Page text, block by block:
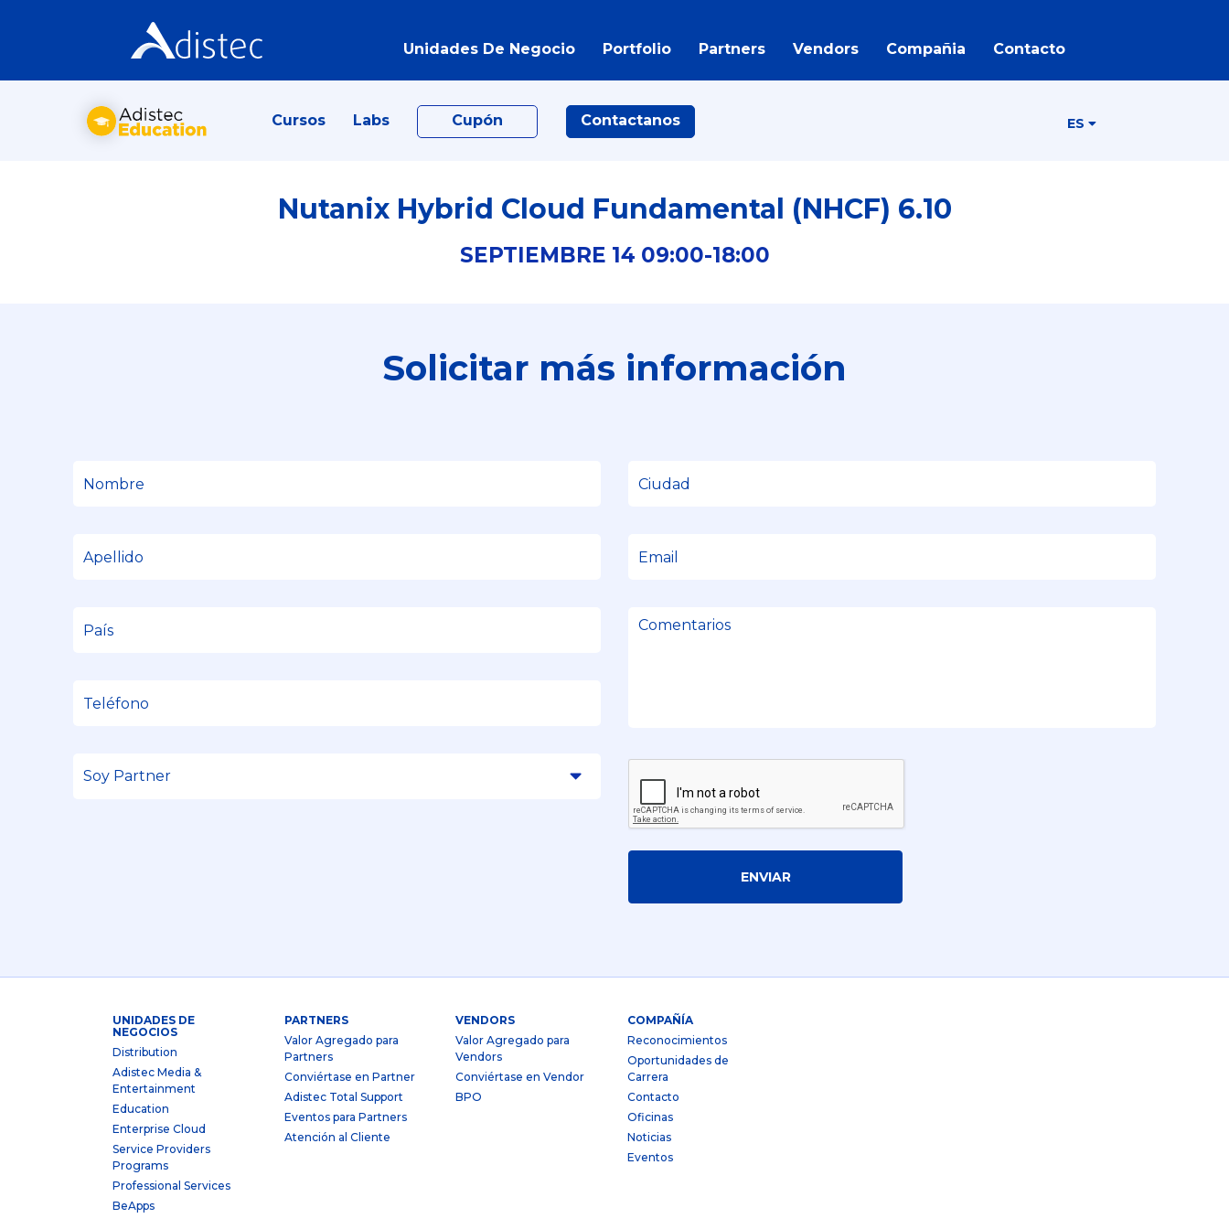
Unidades De Negocio Portfolio Partners Vendors Compañia Contacto
Cursos Labs Cupón Contactanos ES
Nutanix Hybrid Cloud Fundamental (NHCF) 6.10
SEPTIEMBRE 14 09:00-18:00
Solicitar más información
ENVIAR
UNIDADES DE
NEGOCIOS
Distribution
Adistec Media &
Entertainment
Education
Enterprise Cloud
Service Providers
Programs
Professional Services
BeApps
PARTNERS
Valor Agregado para
Partners
Conviértase en Partner
Adistec Total Support
Eventos para Partners
Atención al Cliente
VENDORS
Valor Agregado para
Vendors
Conviértase en Vendor
BPO
COMPAÑÍA
Reconocimientos
Oportunidades de
Carrera
Contacto
Oficinas
Noticias
Eventos